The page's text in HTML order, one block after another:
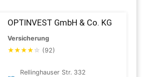
OPTINVEST GmbH & Co. KG
Versicherung
★★★★ ☆ (92)
Rellinghauser Str. 332